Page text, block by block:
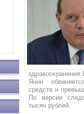
Янин
средств и
По версии
тысяч рублей.